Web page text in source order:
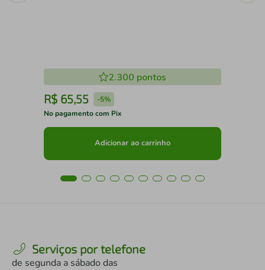
2.300 pontos
R$ 65,55 -5%
No pagamento com Pix
Adicionar ao carrinho
Serviços por telefone
de segunda a sábado das